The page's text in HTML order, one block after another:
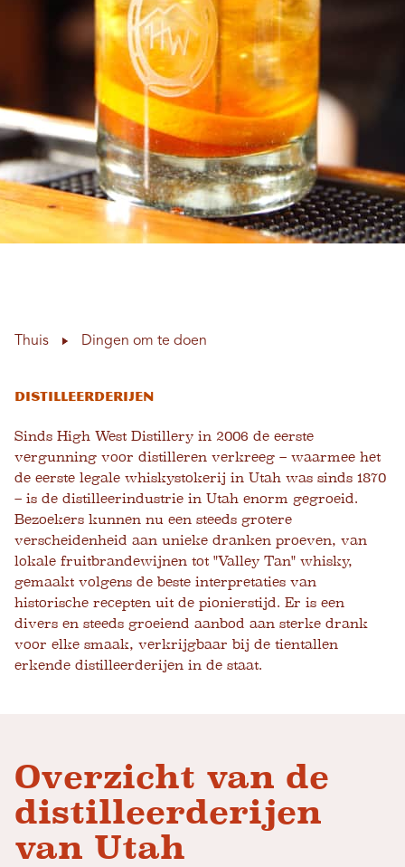
Thuis Dingen om te doen
Distilleerderijen
Sinds High West Distillery in 2006 de eerste
vergunning voor distilleren verkreeg – waarmee het
de eerste legale whiskystokerij in Utah was sinds 1870
– is de distilleerindustrie in Utah enorm gegroeid.
Bezoekers kunnen nu een steeds grotere
verscheidenheid aan unieke dranken proeven, van
lokale fruitbrandewijnen tot "Valley Tan" whisky,
gemaakt volgens de beste interpretaties van
historische recepten uit de pionierstijd. Er is een
divers en steeds groeiend aanbod aan sterke drank
voor elke smaak, verkrijgbaar bij de tientallen
erkende distilleerderijen in de staat.
Overzicht van de
distilleerderijen
van Utah